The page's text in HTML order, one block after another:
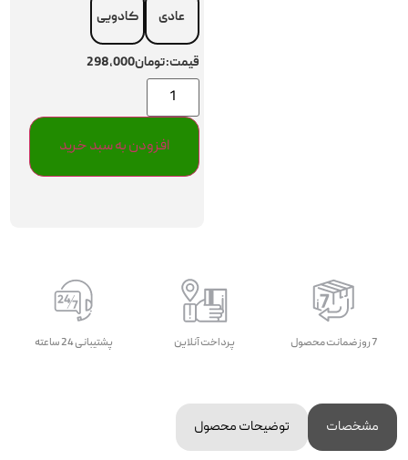
عادی کادویی
قیمت:تومان298,000
افزودن به سبد خرید
7 روز ضمانت محصول پرداخت آنلاین پشتیبانی 24 ساعته
مشخصات توضیحات محصول